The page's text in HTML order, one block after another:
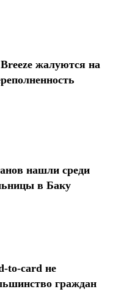
жалуются на
нашли среди
в Баку
to-card не
граждан